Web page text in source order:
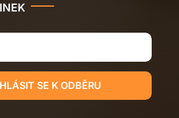
SE K ODBĚRU